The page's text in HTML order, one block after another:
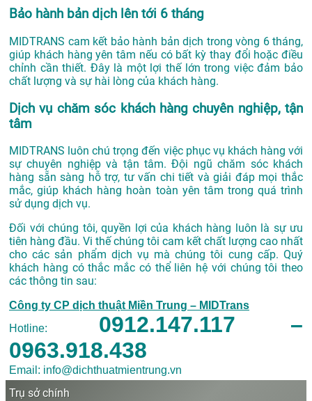
Bảo hành bản dịch lên tới 6 tháng
MIDTRANS cam kết bảo hành bản dịch trong vòng 6 tháng,
giúp khách hàng yên tâm nếu có bất kỳ thay đổi hoặc điều
chỉnh cần thiết. Đây là một lợi thế lớn trong việc đảm bảo
chất lượng và sự hài lòng của khách hàng.
Dịch vụ chăm sóc khách hàng chuyên nghiệp, tận
tâm
MIDTRANS luôn chú trọng đến việc phục vụ khách hàng với
sự chuyên nghiệp và tận tâm. Đội ngũ chăm sóc khách
hàng sẵn sàng hỗ trợ, tư vấn chi tiết và giải đáp mọi thắc
mắc, giúp khách hàng hoàn toàn yên tâm trong quá trình
sử dụng dịch vụ.
Đối với chúng tôi, quyền lợi của khách hàng luôn là sự ưu
tiên hàng đầu. Vi thế chúng tôi cam kết chất lượng cao nhất
cho các sản phẩm dịch vụ mà chúng tôi cung cấp. Quý
khách hàng có thắc mắc có thể liên hệ với chúng tôi theo
các thông tin sau:
Công ty CP dịch thuật Miền Trung – MIDTrans
Hotline: 0912.147.117 –
0963.918.438
Email: info@dichthuatmientrung.vn
Trụ sở chính